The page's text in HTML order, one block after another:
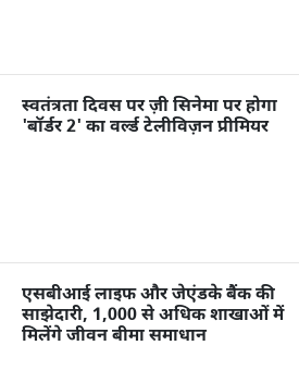
स्वतंत्रता दिवस पर ज़ी सिनेमा पर होगा
'बॉर्डर 2' का वर्ल्ड टेलीविज़न प्रीमियर
एसबीआई लाइफ और जेएंडके बैंक की
साझेदारी, 1,000 से अधिक शाखाओं में
मिलेंगे जीवन बीमा समाधान